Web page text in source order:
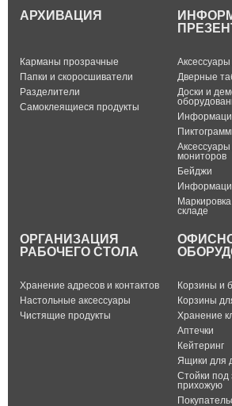
АРХИВАЦИЯ
Карманы прозрачные
Папки и скоросшиватели
Разделители
Самоклеящиеся продукты
Дверные
Доски и
мониторов
Бейджи
складе
ОРГАНИЗАЦИЯ
РАБОЧЕГО СТОЛА
Хранение адресов и контактов
Настольные аксессуары
Чистящие продукты
Корзины и
Корзины
Хранение
Аптечки
Кейтеринг
Ящики для
Стойки под
прихожую